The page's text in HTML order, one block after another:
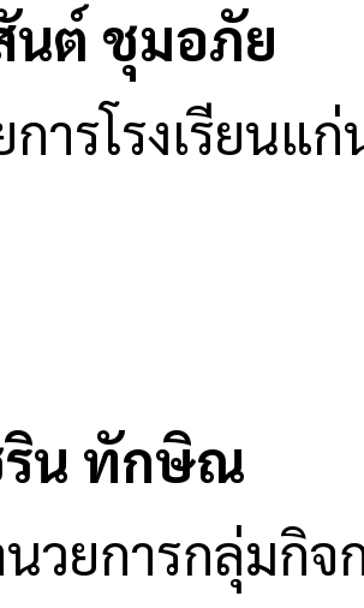
นต์ ชุมอภัย
ารโรงเรียนแ
น ทักษิณ
วยการกลุ่มกิจ